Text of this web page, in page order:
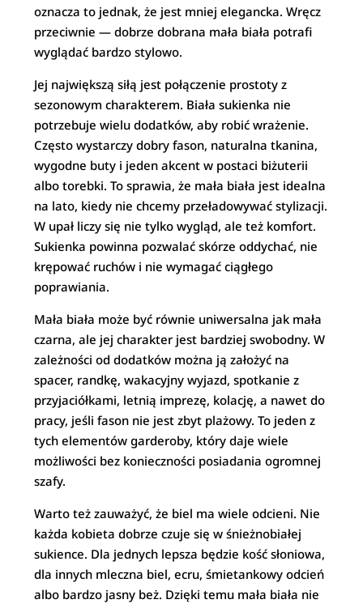
oznacza to jednak, że jest mniej elegancka. Wręcz
przeciwnie — dobrze dobrana mała biała potrafi
wyglądać bardzo stylowo.
Jej największą siłą jest połączenie prostoty z
sezonowym charakterem. Biała sukienka nie
potrzebuje wielu dodatków, aby robić wrażenie.
Często wystarczy dobry fason, naturalna tkanina,
wygodne buty i jeden akcent w postaci biżuterii
albo torebki. To sprawia, że mała biała jest idealna
na lato, kiedy nie chcemy przeładowywać stylizacji.
W upał liczy się nie tylko wygląd, ale też komfort.
Sukienka powinna pozwalać skórze oddychać, nie
krępować ruchów i nie wymagać ciągłego
poprawiania.
Mała biała może być równie uniwersalna jak mała
czarna, ale jej charakter jest bardziej swobodny. W
zależności od dodatków można ją założyć na
spacer, randkę, wakacyjny wyjazd, spotkanie z
przyjaciółkami, letnią imprezę, kolację, a nawet do
pracy, jeśli fason nie jest zbyt plażowy. To jeden z
tych elementów garderoby, który daje wiele
możliwości bez konieczności posiadania ogromnej
szafy.
Warto też zauważyć, że biel ma wiele odcieni. Nie
każda kobieta dobrze czuje się w śnieżnobiałej
sukience. Dla jednych lepsza będzie kość słoniowa,
dla innych mleczna biel, ecru, śmietankowy odcień
albo bardzo jasny beż. Dzięki temu mała biała nie